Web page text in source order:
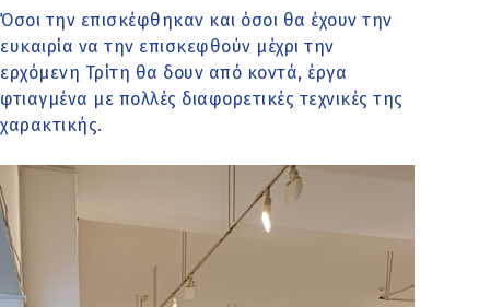
Όσοι την επισκέφθηκαν και όσοι θα έχουν την
ευκαιρία να την επισκεφθούν μέχρι την
ερχόμενη Τρίτη θα δουν από κοντά, έργα
φτιαγμένα με πολλές διαφορετικές τεχνικές της
χαρακτικής.